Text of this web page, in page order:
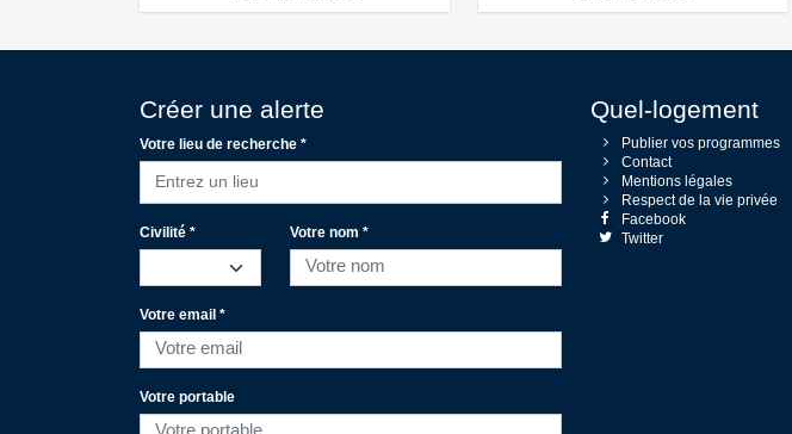
Créer une alerte
Votre lieu de recherche *
Entrez un lieu
Civilité * Votre nom *
Votre email *
Votre portable
Quel-logement
Publier vos programmes
Contact
Mentions légales
Respect de la vie privée
Facebook
Twitter